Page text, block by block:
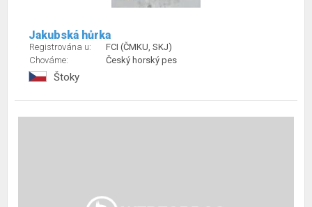
Jakubská hůrka
Registrována u:
FCI (ČMKU, SKJ)
Chováme:
Český horský pes
Štoky